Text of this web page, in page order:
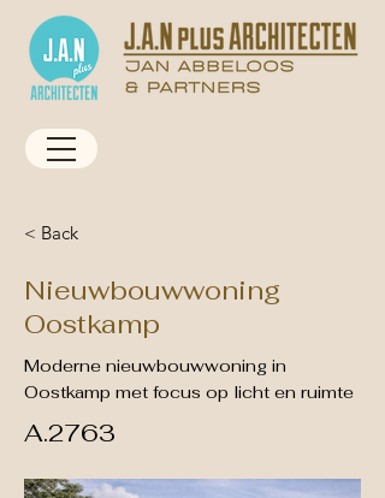
< Back
Nieuwbouwwoning
Oostkamp
Moderne nieuwbouwwoning in
Oostkamp met focus op licht en ruimte
A.2763